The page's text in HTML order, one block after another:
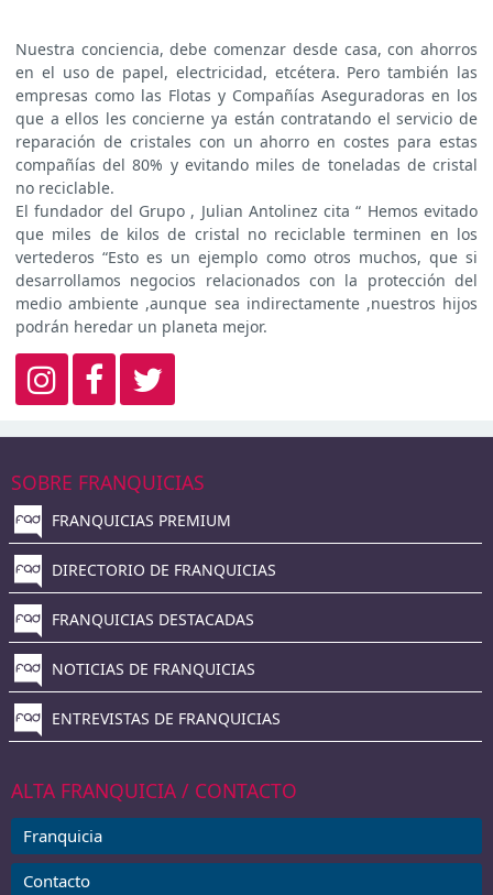
Nuestra conciencia, debe comenzar desde casa, con ahorros
en el uso de papel, electricidad, etcétera. Pero también las
empresas como las Flotas y Compañías Aseguradoras en los
que a ellos les concierne ya están contratando el servicio de
reparación de cristales con un ahorro en costes para estas
compañías del 80% y evitando miles de toneladas de cristal
no reciclable.
El fundador del Grupo , Julian Antolinez cita “ Hemos evitado
que miles de kilos de cristal no reciclable terminen en los
vertederos “Esto es un ejemplo como otros muchos, que si
desarrollamos negocios relacionados con la protección del
medio ambiente ,aunque sea indirectamente ,nuestros hijos
podrán heredar un planeta mejor.
SOBRE FRANQUICIAS
FRANQUICIAS PREMIUM
DIRECTORIO DE FRANQUICIAS
FRANQUICIAS DESTACADAS
NOTICIAS DE FRANQUICIAS
ENTREVISTAS DE FRANQUICIAS
ALTA FRANQUICIA / CONTACTO